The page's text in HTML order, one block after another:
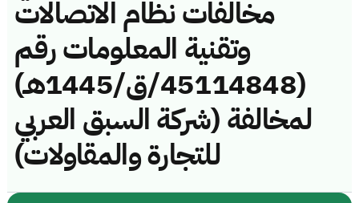
مخالفات نظام الاتصالات
وتقنية المعلومات رقم
(45114848/ق/1445هـ)
لمخالفة (شركة السبق العربي
للتجارة والمقاولات)